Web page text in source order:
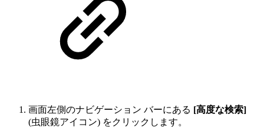
画面左側のナビゲーション バーにある [高度な検索]
(虫眼鏡アイコン) をクリックします。